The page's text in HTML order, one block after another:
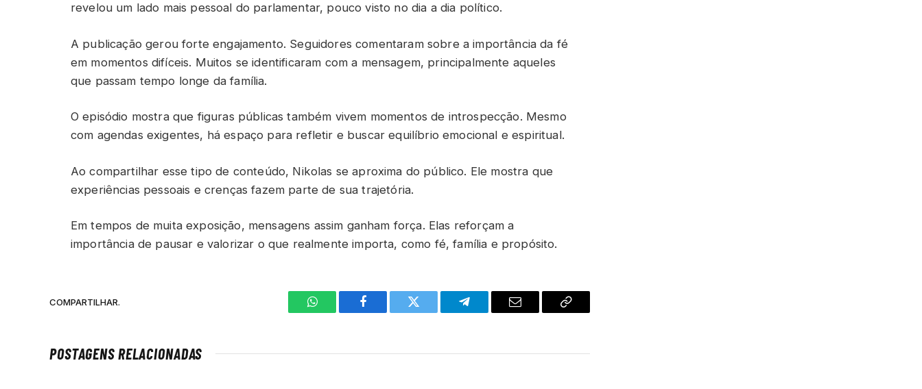
revelou um lado mais pessoal do parlamentar, pouco visto no dia a dia político.
A publicação gerou forte engajamento. Seguidores comentaram sobre a importância da fé
em momentos difíceis. Muitos se identificaram com a mensagem, principalmente aqueles
que passam tempo longe da família.
O episódio mostra que figuras públicas também vivem momentos de introspecção. Mesmo
com agendas exigentes, há espaço para refletir e buscar equilíbrio emocional e espiritual.
Ao compartilhar esse tipo de conteúdo, Nikolas se aproxima do público. Ele mostra que
experiências pessoais e crenças fazem parte de sua trajetória.
Em tempos de muita exposição, mensagens assim ganham força. Elas reforçam a
importância de pausar e valorizar o que realmente importa, como fé, família e propósito.
COMPARTILHAR.
WhatsAppFacebook Twitter TelegramaE-
Copiar
POSTAGENS RELACIONADAS